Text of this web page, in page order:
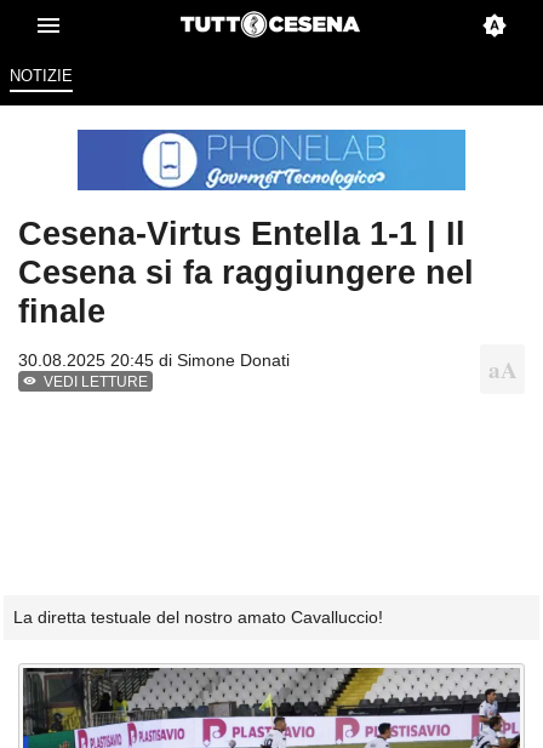
NOTIZIE
Cesena-Virtus Entella 1-1 | Il
Cesena si fa raggiungere nel
finale
30.08.2025 20:45 di Simone Donati
VEDI LETTURE
La diretta testuale del nostro amato Cavalluccio!